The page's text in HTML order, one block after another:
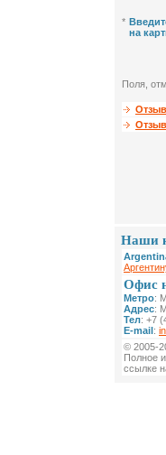
*
на
Поля,
Наши
Офис
Метро:
Адрес:
Тел: +7
E-mail:
© 2005-
Полное
ссылке